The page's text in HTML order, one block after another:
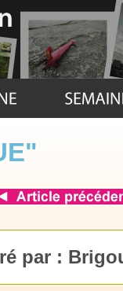
par :